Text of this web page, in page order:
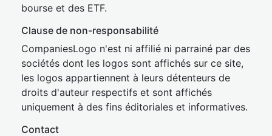
bourse et des ETF.
Clause de non-responsabilité
CompaniesLogo n'est ni affilié ni parrainé par des
sociétés dont les logos sont affichés sur ce site,
les logos appartiennent à leurs détenteurs de
droits d'auteur respectifs et sont affichés
uniquement à des fins éditoriales et informatives.
Contact